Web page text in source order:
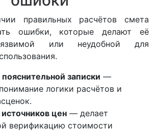
правильных расчётов смета
ошибки, которые делают её
или неудобной для
записки —
логики расчётов и
цен — делает
верификацию стоимости